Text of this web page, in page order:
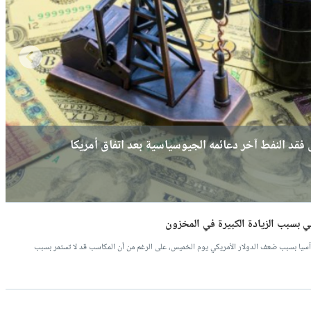
النفط آخر دعائمه الجيوسياسية بعد اتفاق أمريكا
تطورات إيران؟
خسائرها بعد تهدئة إيران وإسرائيل؟
بسبب الزيادة الكبيرة في المخزون
آسيا بسبب ضعف الدولار الأمريكي يوم الخميس، على الرغم من أن المكاسب قد لا تستمر بسبب